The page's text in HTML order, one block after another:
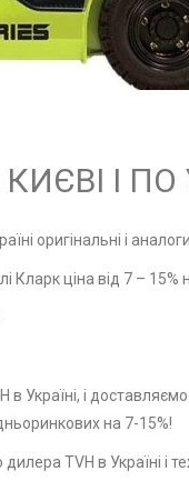
І ПО
оригінальні і
Кларк ціна від 7 –
в Україні, і
на 7-15%!
TVH в Україні і